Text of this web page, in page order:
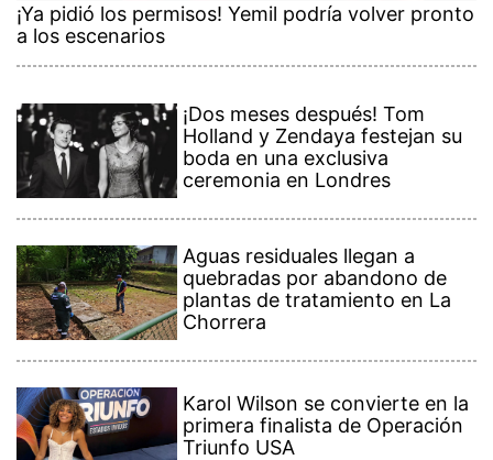
¡Ya pidió los permisos! Yemil podría volver pronto
a los escenarios
¡Dos meses después! Tom
Holland y Zendaya festejan su
boda en una exclusiva
ceremonia en Londres
Aguas residuales llegan a
quebradas por abandono de
plantas de tratamiento en La
Chorrera
Karol Wilson se convierte en la
primera finalista de Operación
Triunfo USA